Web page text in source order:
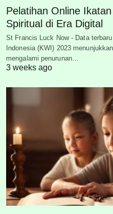
Pelatihan Online
Spiritual di Era Digital
St Francis Luck Now - Data
Indonesia (KWI) 2023
mengalami penurunan…
3 weeks ago